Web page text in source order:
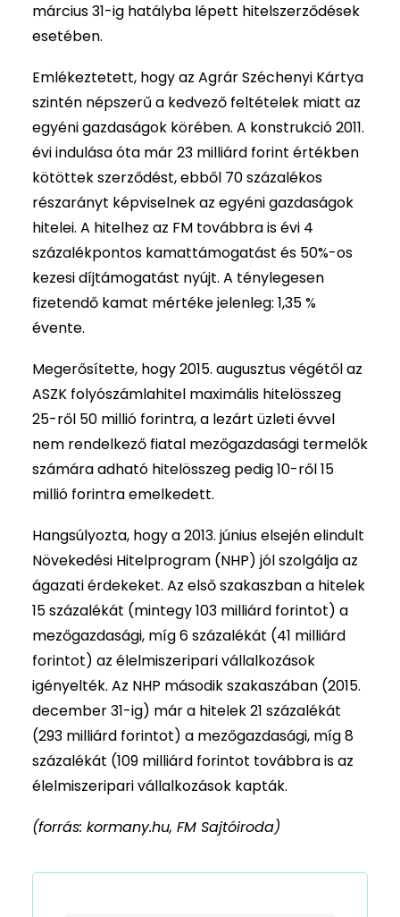
március 31-ig hatályba lépett hitelszerződések
esetében.
Emlékeztetett, hogy az Agrár Széchenyi Kártya
szintén népszerű a kedvező feltételek miatt az
egyéni gazdaságok körében. A konstrukció 2011.
évi indulása óta már 23 milliárd forint értékben
kötöttek szerződést, ebből 70 százalékos
részarányt képviselnek az egyéni gazdaságok
hitelei. A hitelhez az FM továbbra is évi 4
százalékpontos kamattámogatást és 50%-os
kezesi díjtámogatást nyújt. A ténylegesen
fizetendő kamat mértéke jelenleg: 1,35 %
évente.
Megerősítette, hogy 2015. augusztus végétől az
ASZK folyószámlahitel maximális hitelösszeg
25-ről 50 millió forintra, a lezárt üzleti évvel
nem rendelkező fiatal mezőgazdasági termelők
számára adható hitelösszeg pedig 10-ről 15
millió forintra emelkedett.
Hangsúlyozta, hogy a 2013. június elsején elindult
Növekedési Hitelprogram (NHP) jól szolgálja az
ágazati érdekeket. Az első szakaszban a hitelek
15 százalékát (mintegy 103 milliárd forintot) a
mezőgazdasági, míg 6 százalékát (41 milliárd
forintot) az élelmiszeripari vállalkozások
igényelték. Az NHP második szakaszában (2015.
december 31-ig) már a hitelek 21 százalékát
(293 milliárd forintot) a mezőgazdasági, míg 8
százalékát (109 milliárd forintot továbbra is az
élelmiszeripari vállalkozások kapták.
(forrás: kormany.hu, FM Sajtóiroda)